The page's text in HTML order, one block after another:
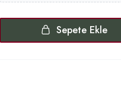
Sepete Ekle